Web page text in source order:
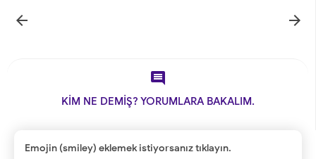
 

KİM NE DEMİŞ? YORUMLARA BAKALIM.
Emojin (smiley) eklemek istiyorsanız tıklayın.